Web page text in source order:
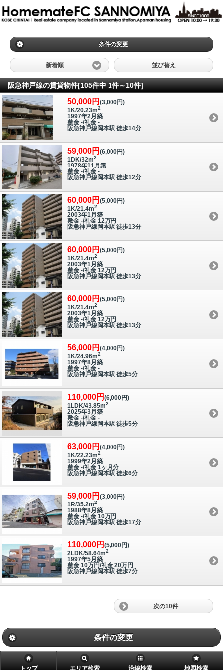
条件の変更
新着順 並び替え
阪急神戸線の賃貸物件[105件中 1件～10件]
50,000円 (3,000円)
1K/20.23m2
1997年2月築
敷金 -/礼金 -
阪急神戸線岡本駅 徒歩14分
59,000円 (6,000円)
1DK/32m2
1978年11月築
敷金 -/礼金 -
阪急神戸線岡本駅 徒歩12分
60,000円 (5,000円)
1K/21.4m2
2003年1月築
敷金 -/礼金 12万円
阪急神戸線岡本駅 徒歩13分
60,000円 (5,000円)
1K/21.4m2
2003年1月築
敷金 -/礼金 12万円
阪急神戸線岡本駅 徒歩13分
60,000円 (5,000円)
1K/21.4m2
2003年1月築
敷金 -/礼金 12万円
阪急神戸線岡本駅 徒歩13分
56,000円 (4,000円)
1K/24.96m2
1997年8月築
敷金 -/礼金 -
阪急神戸線岡本駅 徒歩5分
110,000円 (6,000円)
1LDK/43.85m2
2025年3月築
敷金 -/礼金 -
阪急神戸線岡本駅 徒歩5分
63,000円 (4,000円)
1K/22.23m2
1999年2月築
敷金 -/礼金 1ヶ月分
阪急神戸線岡本駅 徒歩6分
59,000円 (3,000円)
1R/35.2m2
1988年8月築
敷金 -/礼金 10万円
阪急神戸線岡本駅 徒歩17分
110,000円 (5,000円)
2LDK/58.64m2
1997年5月築
敷金 10万円/礼金 20万円
阪急神戸線岡本駅 徒歩7分
次の10件
条件の変更
トップ エリア検索 沿線検索 地図検索